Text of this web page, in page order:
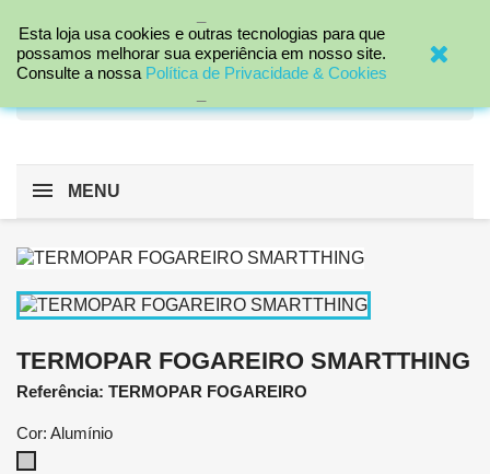

MENU
TERMOPAR FOGAREIRO SMARTTHING
Referência: TERMOPAR FOGAREIRO
Cor: Alumínio
Esta loja usa cookies e outras tecnologias para que
possamos melhorar sua experiência em nosso site.
Consulte a nossa Política de Privacidade & Cookies